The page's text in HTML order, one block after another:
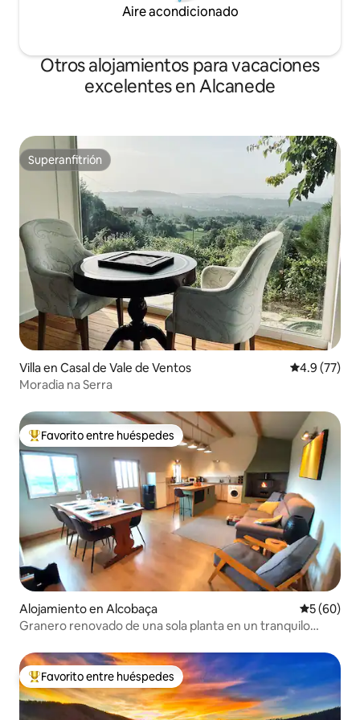
Aire acondicionado
Otros alojamientos para vacaciones
excelentes en Alcanede
Superanfitrión
Superanfitrión
Villa en Casal de Vale de Ventos Calificación
4.9 (77)
Moradia na Serra
Favorito entre huéspedes preferido
Favorito entre huéspedes
Alojamiento en Alcobaça
5 (60)
Granero renovado de una sola planta en un tranquilo
Favorito entre huéspedes preferido
Favorito entre huéspedes